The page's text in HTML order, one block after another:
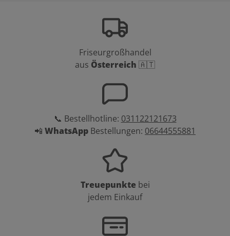
Friseurgroßhandel
aus Österreich 🇦🇹
📞 Bestellhotline: 031122121673
📲 WhatsApp Bestellungen: 06644555881
Treuepunkte bei
jedem Einkauf